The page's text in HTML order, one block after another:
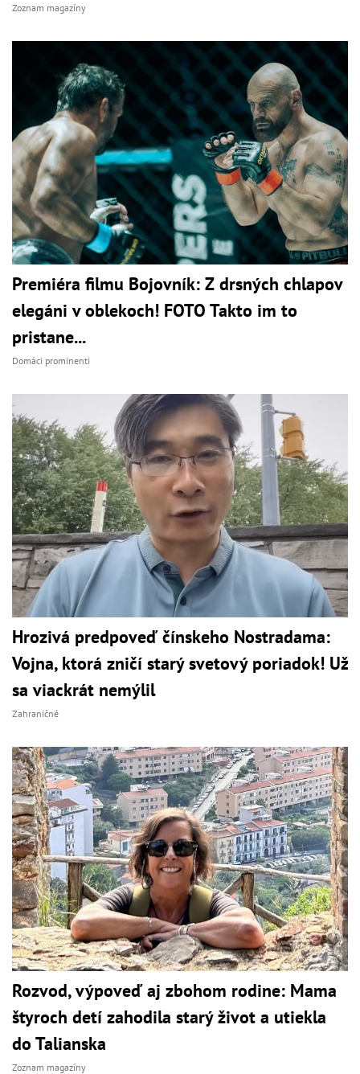
Zoznam magazíny
Premiéra filmu Bojovník: Z drsných chlapov
elegáni v oblekoch! FOTO Takto im to
pristane...
Domáci prominenti
Hrozivá predpoveď čínskeho Nostradama:
Vojna, ktorá zničí starý svetový poriadok! Už
sa viackrát nemýlil
Zahraničné
Rozvod, výpoveď aj zbohom rodine: Mama
štyroch detí zahodila starý život a utiekla
do Talianska
Zoznam magazíny